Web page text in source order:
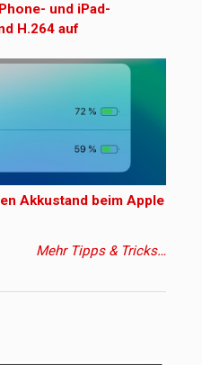
und iPad-
H.264 auf
Akkustand beim Apple
Mehr Tipps & Tricks…